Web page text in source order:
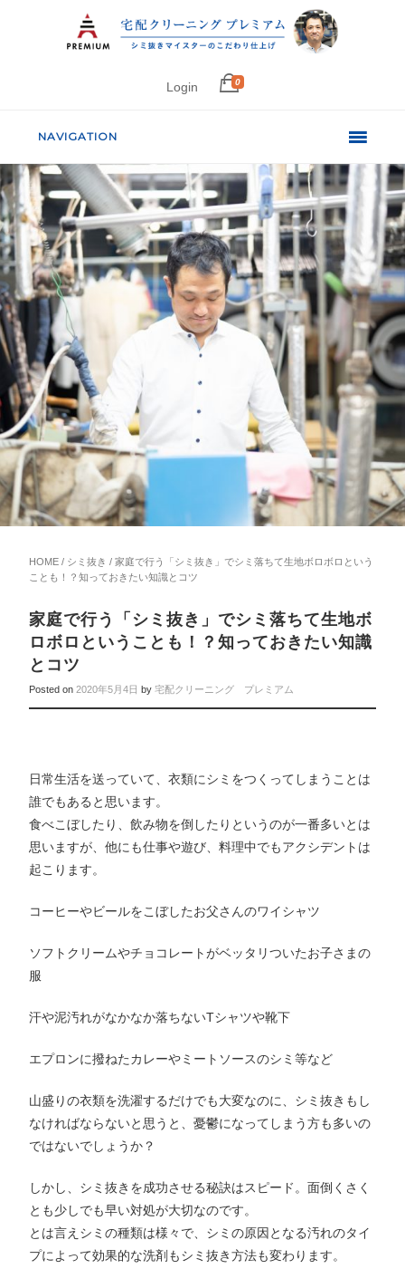
Login 0
NAVIGATION
HOME / シミ抜き / 家庭で行う「シミ抜き」でシミ落ちて生地ボロボロという
ことも！？知っておきたい知識とコツ
家庭で行う「シミ抜き」でシミ落ちて生地ボ
ロボロということも！？知っておきたい知識
とコツ
Posted on2020年5月4日 by宅配クリーニング プレミアム
日常生活を送っていて、衣類にシミをつくってしまうことは
誰でもあると思います。
食べこぼしたり、飲み物を倒したりというのが一番多いとは
思いますが、他にも仕事や遊び、料理中でもアクシデントは
起こります。
コーヒーやビールをこぼしたお父さんのワイシャツ
ソフトクリームやチョコレートがベッタリついたお子さまの
服
汗や泥汚れがなかなか落ちないTシャツや靴下
エプロンに撥ねたカレーやミートソースのシミ等など
山盛りの衣類を洗濯するだけでも大変なのに、シミ抜きもし
なければならないと思うと、憂鬱になってしまう方も多いの
ではないでしょうか？
しかし、シミ抜きを成功させる秘訣はスピード。面倒くさく
とも少しでも早い対処が大切なのです。
とは言えシミの種類は様々で、シミの原因となる汚れのタイ
プによって効果的な洗剤もシミ抜き方法も変わります。